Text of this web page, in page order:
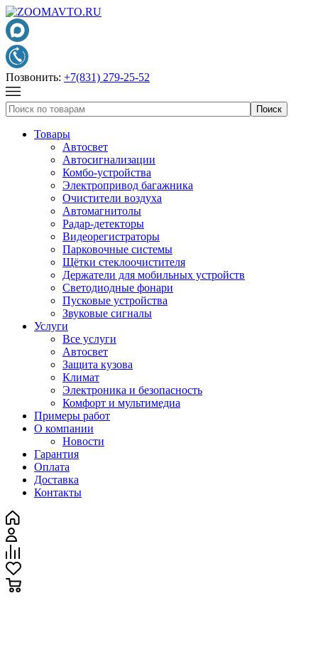
Позвонить: +7(831) 279-25-52
Товары
Автосвет
Автосигнализации
Комбо-устройства
Электропривод багажника
Очистители воздуха
Автомагнитолы
Радар-детекторы
Видеорегистраторы
Парковочные системы
Щётки стеклоочистителя
Держатели для мобильных устройств
Светодиодные фонари
Пусковые устройства
Звуковые сигналы
Услуги
Все услуги
Автосвет
Защита кузова
Климат
Электроника и безопасность
Комфорт и мультимедиа
Примеры работ
О компании
Новости
Гарантия
Оплата
Доставка
Контакты